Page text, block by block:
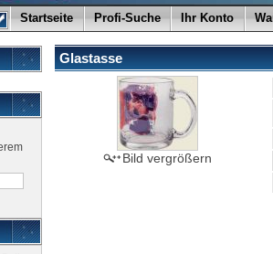
Startseite Profi-Suche Ihr Konto
Glastasse
Bild vergrößern